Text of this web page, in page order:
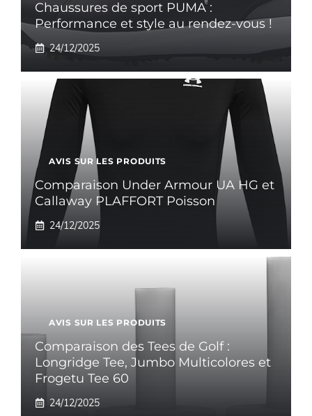
Chaussures de sport PUMA :
Performance et style au rendez-vous !
24/12/2025
AVIS SUR LES PRODUITS
Comparaison Under Armour UA HG et
Callaway PLAFFORT Poisson
24/12/2025
AVIS SUR LES PRODUITS
Comparaison des Tees de Golf :
Longridge Tee, Jumbo Multicolores et
Frogetu Tee 60
24/12/2025